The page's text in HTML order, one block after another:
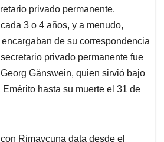
privado permanente.
3 o 4 años, y a menudo,
de su correspondencia
privado permanente fue
Gänswein, quien sirvió bajo
hasta su muerte el 31 de
Rimaycuna data desde el